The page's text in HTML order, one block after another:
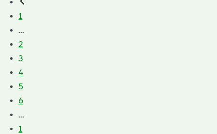
1
...
2
3
4
5
6
...
1